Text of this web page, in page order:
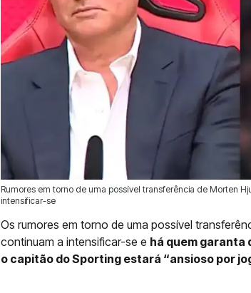
Rumores em torno de uma possível transferência de Morten
intensificar-se
24 Mai 2026 | 09:43 | 0
Os rumores em torno de uma possível
continuam a intensificar-se e há quem garanta
o capitão do Sporting estará “ansioso por